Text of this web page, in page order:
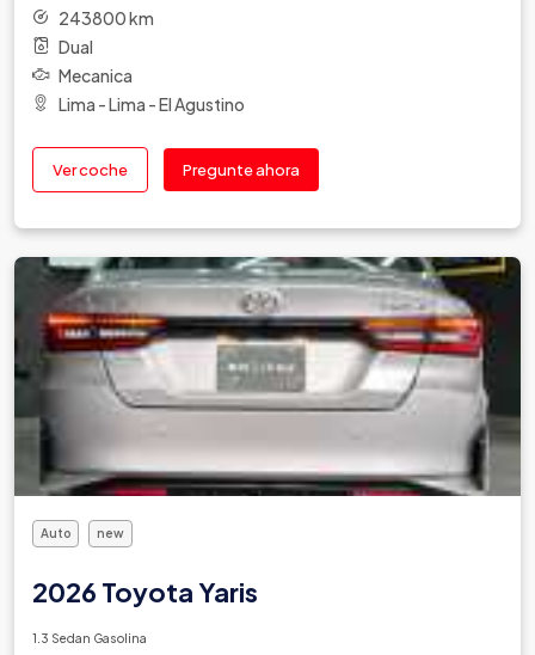
243800 km
Dual
Mecanica
Lima - Lima - El Agustino
Ver coche Pregunte ahora
Auto new
2026 Toyota Yaris
1.3 Sedan Gasolina